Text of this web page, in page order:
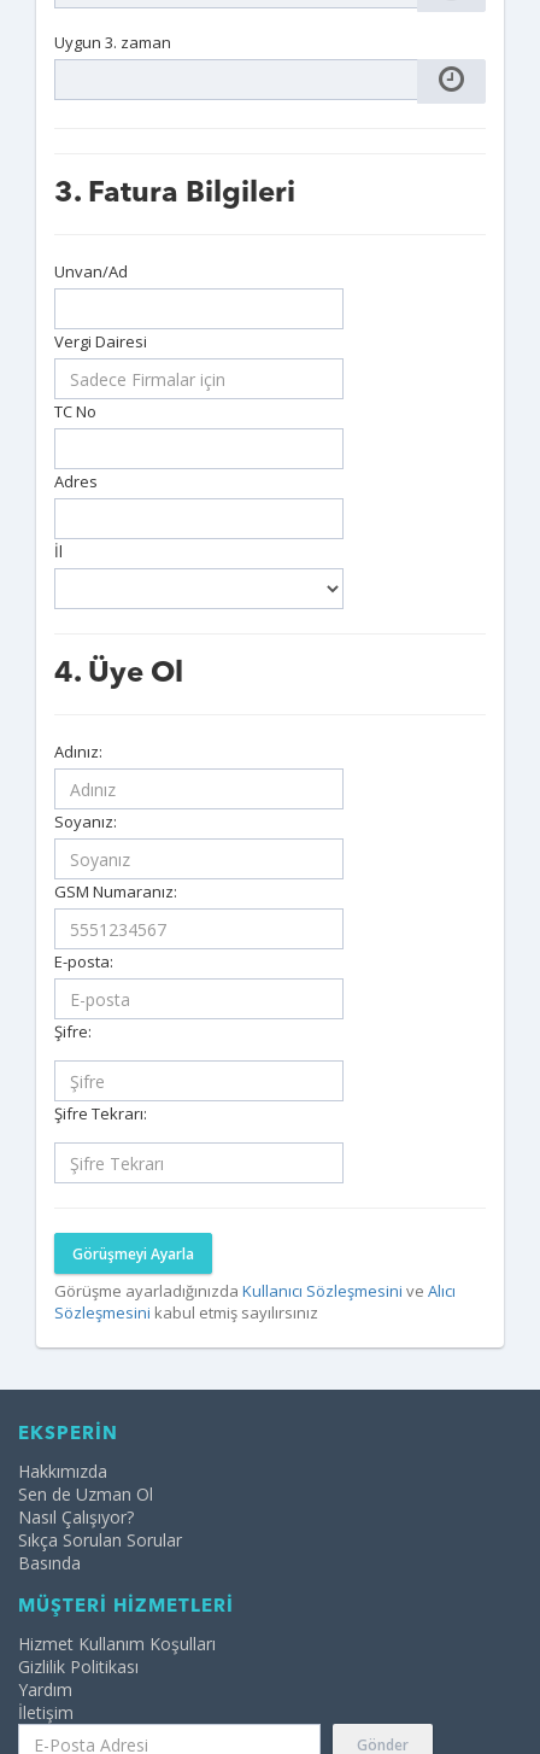
Uygun 3. zaman
3. Fatura Bilgileri
Unvan/Ad
Vergi Dairesi
TC No
Adres
İl
4. Üye Ol
Adınız:
Soyanız:
GSM Numaranız:
E-posta:
Şifre:
Şifre Tekrarı:
Görüşmeyi Ayarla
Görüşme ayarladığınızda Kullanıcı Sözleşmesini ve Alıcı
Sözleşmesini kabul etmiş sayılırsınız
EKSPERİN
Hakkımızda
Sen de Uzman Ol
Nasıl Çalışıyor?
Sıkça Sorulan Sorular
Basında
MÜŞTERİ HİZMETLERİ
Hizmet Kullanım Koşulları
Gizlilik Politikası
Yardım
İletişim
Gönder